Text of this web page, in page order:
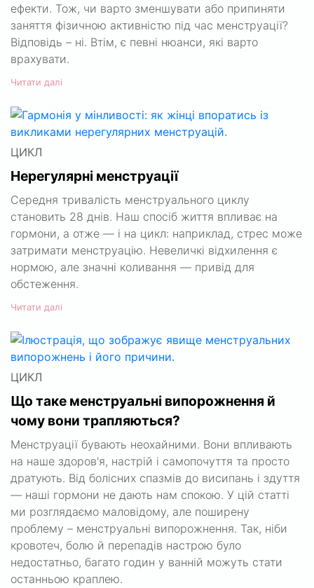
ефекти. Тож, чи варто зменшувати або припиняти
заняття фізичною активністю під час менструації?
Відповідь – ні. Втім, є певні нюанси, які варто
врахувати.
Читати далі
ЦИКЛ
Нерегулярні менструації
Середня тривалість менструального циклу
становить 28 днів. Наш спосіб життя впливає на
гормони, а отже — і на цикл: наприклад, стрес може
затримати менструацію. Невеличкі відхилення є
нормою, але значні коливання — привід для
обстеження.
Читати далі
ЦИКЛ
Що таке менструальні випорожнення й
чому вони трапляються?
Менструації бувають неохайними. Вони впливають
на наше здоров'я, настрій і самопочуття та просто
дратують. Від болісних спазмів до висипань і здуття
— наші гормони не дають нам спокою. У цій статті
ми розглядаємо маловідому, але поширену
проблему – менструальні випорожнення. Так, ніби
кровотеч, болю й перепадів настрою було
недостатньо, багато годин у ванній можуть стати
останньою краплею.